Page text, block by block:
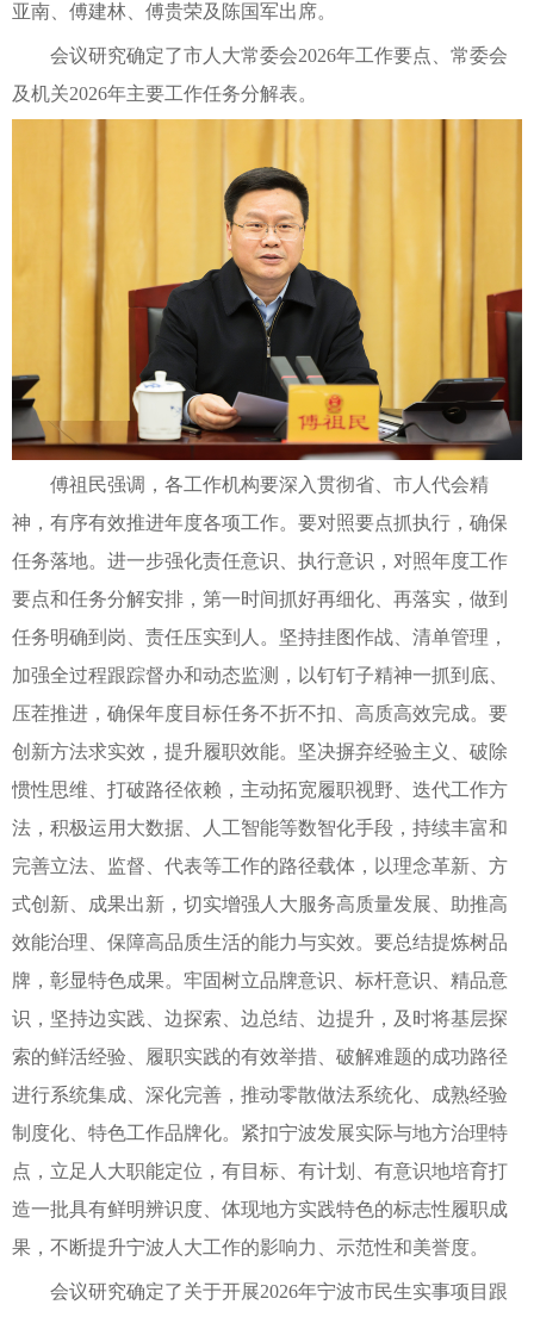
亚南、傅建林、傅贵荣及陈国军出席。
会议研究确定了市人大常委会2026年工作要点、常委会
及机关2026年主要工作任务分解表。
傅祖民强调，各工作机构要深入贯彻省、市人代会精
神，有序有效推进年度各项工作。要对照要点抓执行，确保
任务落地。进一步强化责任意识、执行意识，对照年度工作
要点和任务分解安排，第一时间抓好再细化、再落实，做到
任务明确到岗、责任压实到人。坚持挂图作战、清单管理，
加强全过程跟踪督办和动态监测，以钉钉子精神一抓到底、
压茬推进，确保年度目标任务不折不扣、高质高效完成。要
创新方法求实效，提升履职效能。坚决摒弃经验主义、破除
惯性思维、打破路径依赖，主动拓宽履职视野、迭代工作方
法，积极运用大数据、人工智能等数智化手段，持续丰富和
完善立法、监督、代表等工作的路径载体，以理念革新、方
式创新、成果出新，切实增强人大服务高质量发展、助推高
效能治理、保障高品质生活的能力与实效。要总结提炼树品
牌，彰显特色成果。牢固树立品牌意识、标杆意识、精品意
识，坚持边实践、边探索、边总结、边提升，及时将基层探
索的鲜活经验、履职实践的有效举措、破解难题的成功路径
进行系统集成、深化完善，推动零散做法系统化、成熟经验
制度化、特色工作品牌化。紧扣宁波发展实际与地方治理特
点，立足人大职能定位，有目标、有计划、有意识地培育打
造一批具有鲜明辨识度、体现地方实践特色的标志性履职成
果，不断提升宁波人大工作的影响力、示范性和美誉度。
会议研究确定了关于开展2026年宁波市民生实事项目跟